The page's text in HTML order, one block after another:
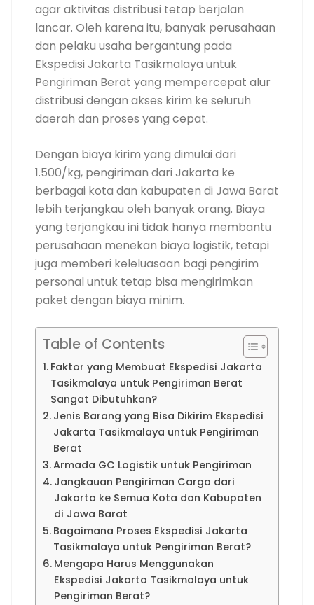
agar aktivitas distribusi tetap berjalan
lancar. Oleh karena itu, banyak perusahaan
dan pelaku usaha bergantung pada
Ekspedisi Jakarta Tasikmalaya untuk
Pengiriman Berat yang mempercepat alur
distribusi dengan akses kirim ke seluruh
daerah dan proses yang cepat.
Dengan biaya kirim yang dimulai dari
1.500/kg, pengiriman dari Jakarta ke
berbagai kota dan kabupaten di Jawa Barat
lebih terjangkau oleh banyak orang. Biaya
yang terjangkau ini tidak hanya membantu
perusahaan menekan biaya logistik, tetapi
juga memberi keleluasaan bagi pengirim
personal untuk tetap bisa mengirimkan
paket dengan biaya minim.
Table of Contents
Faktor yang Membuat Ekspedisi Jakarta
Tasikmalaya untuk Pengiriman Berat
Sangat Dibutuhkan?
Jenis Barang yang Bisa Dikirim Ekspedisi
Jakarta Tasikmalaya untuk Pengiriman
Berat
Armada GC Logistik untuk Pengiriman
Jangkauan Pengiriman Cargo dari
Jakarta ke Semua Kota dan Kabupaten
di Jawa Barat
Bagaimana Proses Ekspedisi Jakarta
Tasikmalaya untuk Pengiriman Berat?
Mengapa Harus Menggunakan
Ekspedisi Jakarta Tasikmalaya untuk
Pengiriman Berat?